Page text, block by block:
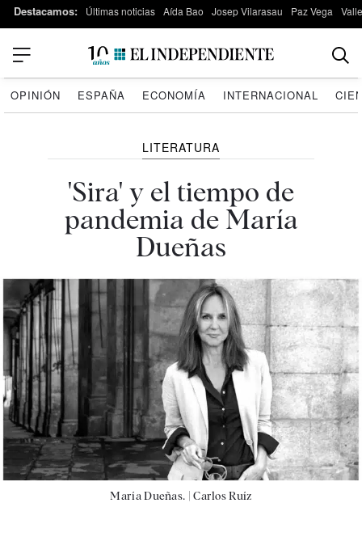
Destacamos: Últimas noticias Aída Bao Josep Vilarasau Paz Vega
OPINIÓN ESPAÑA ECONOMÍA INTERNACIONAL
LITERATURA
'Sira' y el tiempo de
pandemia de María
Dueñas
María Dueñas. |Carlos Ruíz